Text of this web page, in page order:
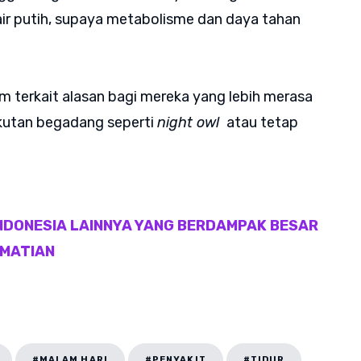
putih, supaya metabolisme dan daya tahan
terkait alasan bagi mereka yang lebih merasa
begadang seperti night owl atau tetap
LAINNYA YANG BERDAMPAK BESAR